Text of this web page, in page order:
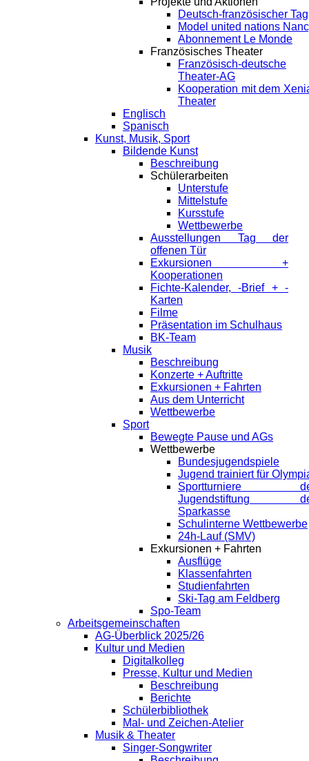
Deutsch-französischer Tag
Model united nations
Abonnement Le Monde
Französisches Theater
Französisch-deutsche
Theater-AG
Kooperation mit dem
Theater
Englisch
Spanisch
Kunst, Musik, Sport
Bildende Kunst
Beschreibung
Schülerarbeiten
Unterstufe
Mittelstufe
Kursstufe
Wettbewerbe
Ausstellungen Tag der
offenen Tür
Exkursionen +
Kooperationen
Fichte-Kalender, -Brief + -
Karten
Filme
Präsentation im Schulhaus
BK-Team
Musik
Beschreibung
Konzerte + Auftritte
Exkursionen + Fahrten
Aus dem Unterricht
Wettbewerbe
Sport
Bewegte Pause und AGs
Wettbewerbe
Bundesjugendspiele
Jugend trainiert für
Sportturniere
Jugendstiftung
Sparkasse
Schulinterne Wettbewerbe
24h-Lauf (SMV)
Exkursionen + Fahrten
Ausflüge
Klassenfahrten
Studienfahrten
Ski-Tag am Feldberg
Spo-Team
Arbeitsgemeinschaften
AG-Überblick 2025/26
Kultur und Medien
Digitalkolleg
Presse, Kultur und Medien
Beschreibung
Berichte
Schülerbibliothek
Mal- und Zeichen-Atelier
Musik & Theater
Singer-Songwriter